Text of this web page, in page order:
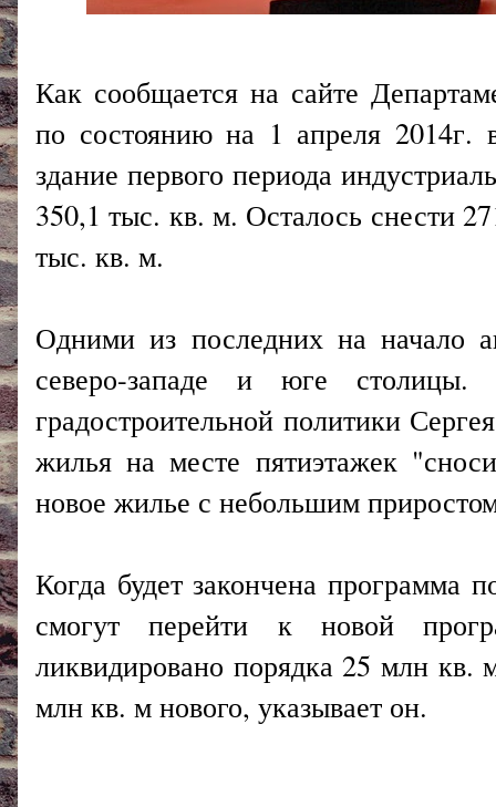
Как сообщается на сайте
по состоянию на 1 апреля 2014г.
здание первого периода
350,1 тыс. кв. м. Осталось снести
тыс. кв. м.
Одними из последних на начало
северо-западе и юге столицы.
градостроительной политики
жилья на месте пятиэтажек
новое жилье с небольшим
Когда будет закончена программа
смогут перейти к новой
ликвидировано порядка 25 млн кв.
млн кв. м нового, указывает он.